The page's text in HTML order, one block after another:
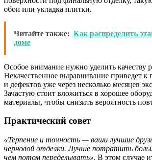
обои или укладка плитки.
Читайте также: Как распределить
доме
Особое внимание нужно уделить качеству
Некачественное выравнивание приведет
и дефектов уже через несколько месяцев
Зачастую стоит вложиться в хорошее
материалы, чтобы снизить вероятность
Практический совет
«Терпение и точность — ваши лучшие
черновой отделки. Лучше потратить
чем потом переделывать». В этом случае